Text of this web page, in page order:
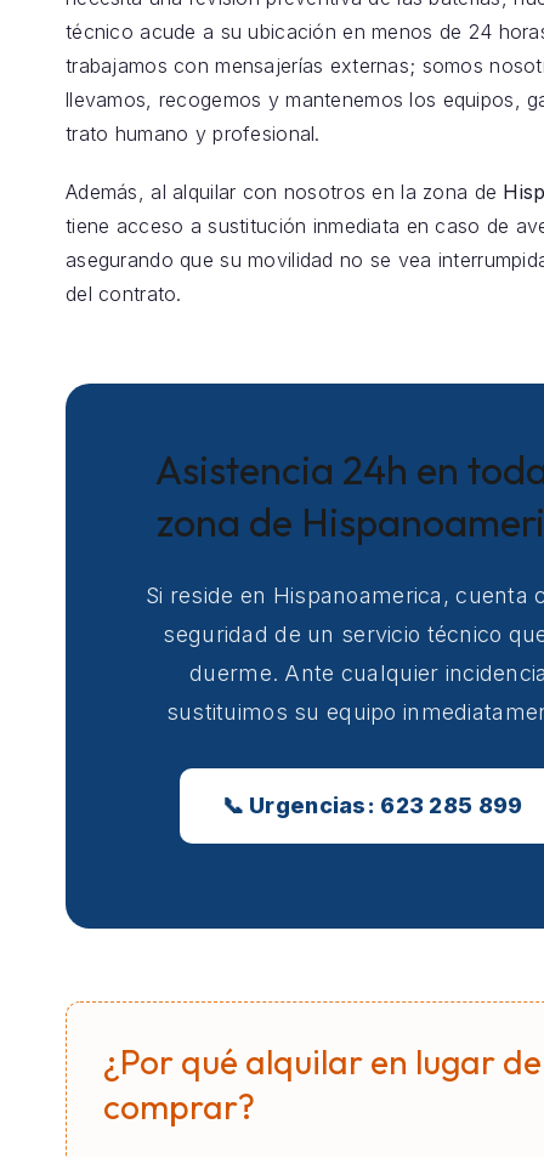
técnico acude a su ubicación en menos de 24
trabajamos con mensajerías externas; somos
llevamos, recogemos y mantenemos los equipos,
trato humano y profesional.
Además, al alquilar con nosotros en la zona de
tiene acceso a sustitución inmediata en caso de
asegurando que su movilidad no se vea
del contrato.
Asistencia 24h en
zona de
Si reside en Hispanoamerica, cuenta
seguridad de un servicio técnico
duerme. Ante cualquier
sustituimos su equipo
📞 Urgencias: 623 285 899
¿Por qué alquilar en lugar de
comprar?